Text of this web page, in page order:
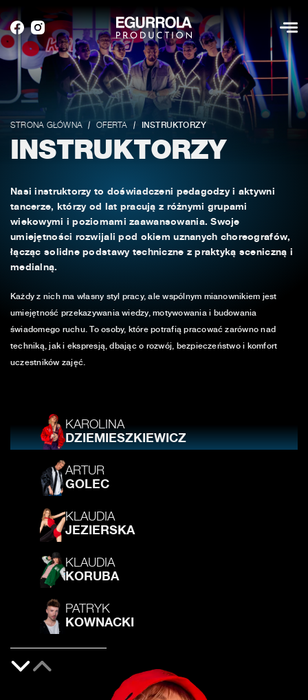
STRONA GŁÓWNA OFERTA INSTRUKTORZY
INSTRUKTORZY
Nasi instruktorzy to doświadczeni pedagodzy i aktywni
tancerze, którzy od lat pracują z różnymi grupami
wiekowymi i poziomami zaawansowania. Swoje
umiejętności rozwijali pod okiem uznanych choreografów,
łącząc solidne podstawy techniczne z praktyką sceniczną i
medialną.
Każdy z nich ma własny styl pracy, ale wspólnym mianownikiem jest
umiejętność przekazywania wiedzy, motywowania i budowania
świadomego ruchu. To osoby, które potrafią pracować zarówno nad
techniką, jak i ekspresją, dbając o rozwój, bezpieczeństwo i komfort
uczestników zajęć.
KAROLINA
DZIEMIESZKIEWICZ
ARTUR
GOLEC
KLAUDIA
JEZIERSKA
KLAUDIA
KORUBA
PATRYK
KOWNACKI